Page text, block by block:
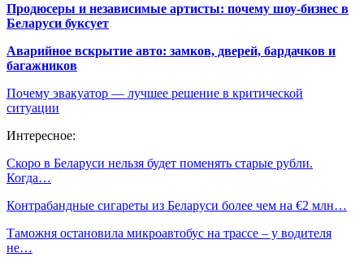
Продюсеры и независимые артисты: почему шоу-бизнес в
Беларуси буксует
Аварийное вскрытие авто: замков, дверей, бардачков и
багажников
Почему эвакуатор — лучшее решение в критической
ситуации
Интересное:
Скоро в Беларуси нельзя будет поменять старые рубли.
Когда…
Контрабандные сигареты из Беларуси более чем на €2 млн…
Таможня остановила микроавтобус на трассе – у водителя
не…